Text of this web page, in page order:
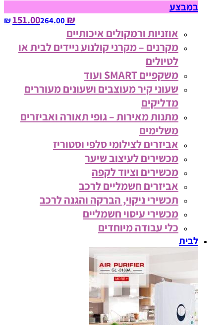
במבצע
₪ 151.00
264.00‏ ₪
אוזניות ורמקולים איכותיים
מקרנים – מקרני קולנוע ניידים לבית או
לטיולים
משקפיים SMART ועוד
שעוני קיר מעוצבים ושעונים מעוררים
מדליקים
מתנות מאירות – גופי תאורה ואביזרים
משלימים
אביזרים לצילומי סלפי וסטוריז
מכשירים לעיצוב שיער
מכשירים וציוד לקפה
אביזרים חשמליים לרכב
תכשירי ניקוי, הברקה והגנה לרכב
מכשירי עיסוי חשמליים
כלי עבודה מיוחדים
לבית